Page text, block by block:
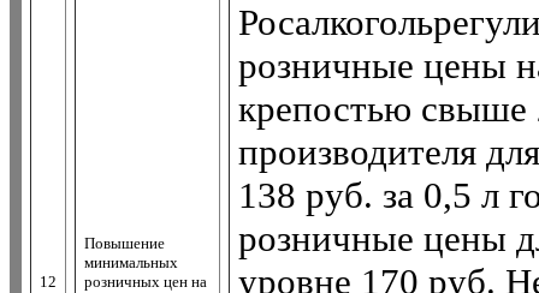
12
Повышение
минимальных
розничных цен на
розничные цены
крепостью свыше
производителя
138 руб. за 0,5 л
розничные цены
уровне 170 руб.